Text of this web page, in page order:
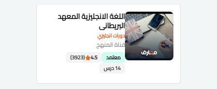
دورات انجليزي
اللغة الانجليزية المعهد
البريطاني
قناة المنهج
معتمد 4.5
(3923)
14 درس